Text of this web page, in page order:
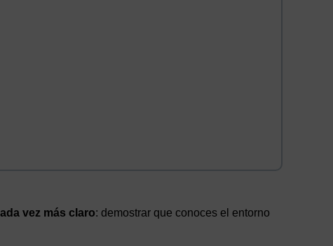
vez más claro: demostrar que conoces el entorno